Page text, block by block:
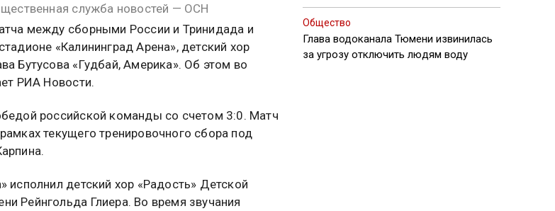
служба новостей — ОСН
между сборными России и Тринидада и
«Калининград Арена», детский хор
Бутусова «Гудбай, Америка». Об этом во
РИА Новости.
российской команды со счетом 3:0. Матч
текущего тренировочного сбора под
исполнил детский хор «Радость» Детской
Рейнгольда Глиера. Во время звучания
Общество
Глава водоканала Тюмени извинилась
за угрозу отключить людям воду